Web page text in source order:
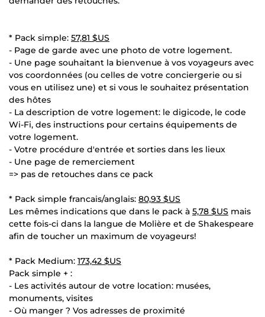
* Pack simple: 57,81 $US
- Page de garde avec une photo de votre logement.
- Une page souhaitant la bienvenue à vos voyageurs avec
vos coordonnées (ou celles de votre conciergerie ou si
vous en utilisez une) et si vous le souhaitez présentation
des hôtes
- La description de votre logement: le digicode, le code
Wi-Fi, des instructions pour certains équipements de
votre logement.
- Votre procédure d'entrée et sorties dans les lieux
- Une page de remerciement
=> pas de retouches dans ce pack
* Pack simple francais/anglais: 80,93 $US
Les mêmes indications que dans le pack à 5,78 $US mais
cette fois-ci dans la langue de Molière et de Shakespeare
afin de toucher un maximum de voyageurs!
* Pack Medium: 173,42 $US
Pack simple + :
- Les activités autour de votre location: musées,
monuments, visites
- Où manger ? Vos adresses de proximité